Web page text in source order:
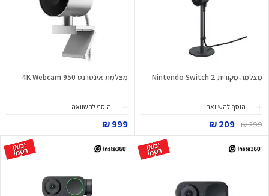
מצלמה מקורית Nintendo Switch 2
הוסף להשוואה
299 ₪
209 ₪
מצלמת אינטרנט 950 4K Webcam
הוסף להשוואה
999 ₪